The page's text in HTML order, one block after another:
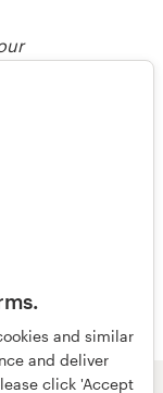
and similar
and deliver
click 'Accept